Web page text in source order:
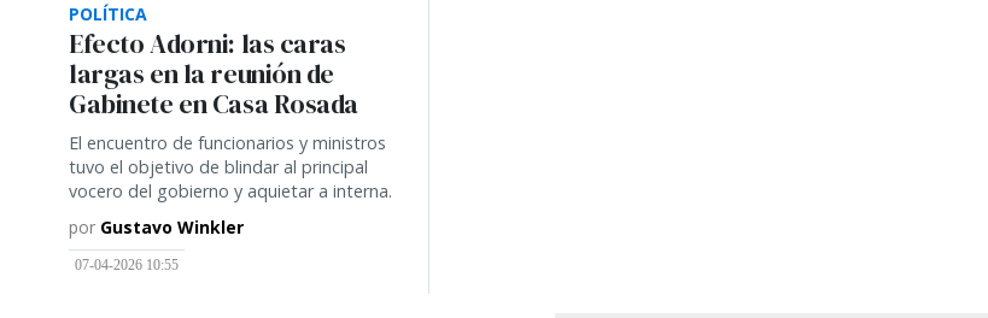
POLÍTICA
Efecto Adorni: las caras
largas en la reunión de
Gabinete en Casa Rosada
El encuentro de funcionarios y ministros
tuvo el objetivo de blindar al principal
vocero del gobierno y aquietar a interna.
por Gustavo Winkler
07-04-2026 10:55